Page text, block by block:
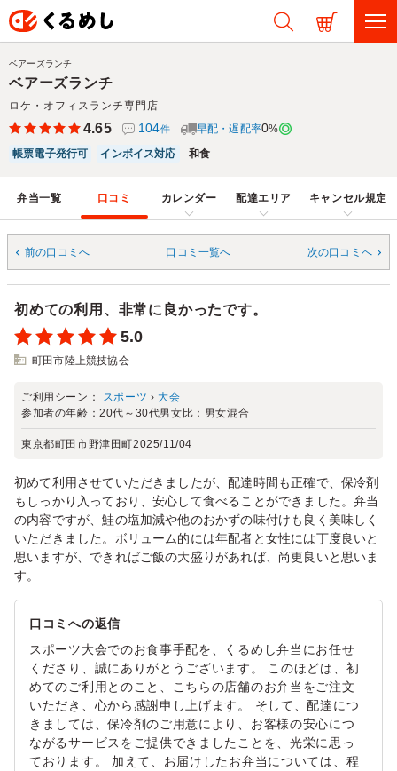
ベアーズランチ
ロケ・オフィスランチ専門店
ベアーズランチ
4.65 104件 早配・遅配率0%
帳票電子発行可
インボイス対応 和食
弁当一覧 口コミ カレンダー 配達エリア キャンセル規定
前の口コミへ 口コミ一覧へ 次の口コミへ
初めての利用、非常に良かったです。
5.0
町田市陸上競技協会
ご利用シーン： スポーツ ›大会
参加者の年齢：20代～30代男女比： 男女混合
東京都町田市野津田町2025/11/04
初めて利用させていただきましたが、配達時間も正確で、保冷剤
もしっかり入っており、安心して食べることができました。弁当
の内容ですが、鮭の塩加減や他のおかずの味付けも良く美味しく
いただきました。ボリューム的には年配者と女性には丁度良いと
思いますが、できればご飯の大盛りがあれば、尚更良いと思いま
す。
口コミへの返信
スポーツ大会でのお食事手配を、くるめし弁当にお任せ
くださり、誠にありがとうございます。 このほどは、初
めてのご利用とのこと、こちらの店舗のお弁当をご注文
いただき、心から感謝申し上げます。 そして、配達につ
きましては、保冷剤のご用意により、お客様の安心につ
ながるサービスをご提供できましたことを、光栄に思っ
ております。 加えて、お届けしたお弁当については、程